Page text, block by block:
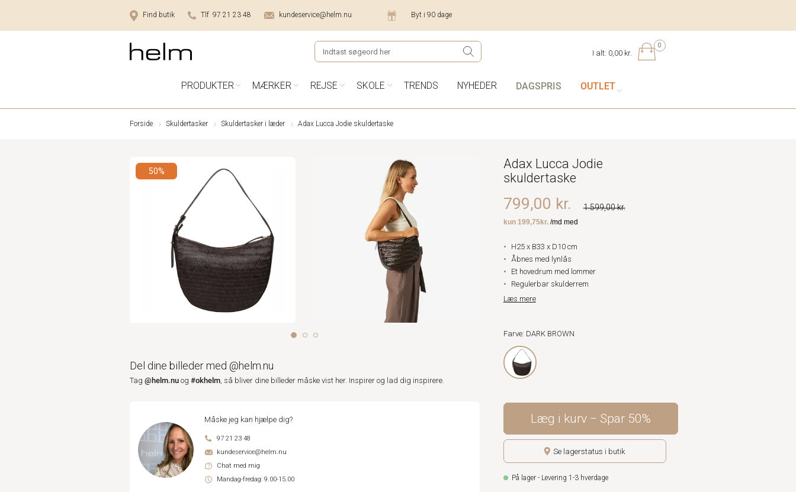
Find butik Tlf 97 21 23 48 kundeservice@helm.nu Byt i 90 dage
0
I alt: 0,00 kr.
PRODUKTER MÆRKER REJSE SKOLE TRENDS NYHEDER DAGSPRIS OUTLET
Forside Skuldertasker Skuldertasker i læder Adax Lucca Jodie skuldertaske
50%
Del dine billeder med @helm.nu
Tag @helm.nu og #okhelm, så bliver dine billeder måske vist her. Inspirer og lad dig inspirere.
Måske jeg kan hjælpe dig?
97 21 23 48
kundeservice@helm.nu
Chat med mig
Mandag-fredag: 9.00-15.00
Adax Lucca Jodie
skuldertaske
1.599,00 kr.
799,00 kr.
H25 x B33 x D10 cm
Åbnes med lynlås
Et hovedrum med lommer
Regulerbar skulderrem
Læs mere
Farve: DARK BROWN
Læg i kurv Spar 50%
Se lagerstatus i butik
På lager - Levering 1-3 hverdage